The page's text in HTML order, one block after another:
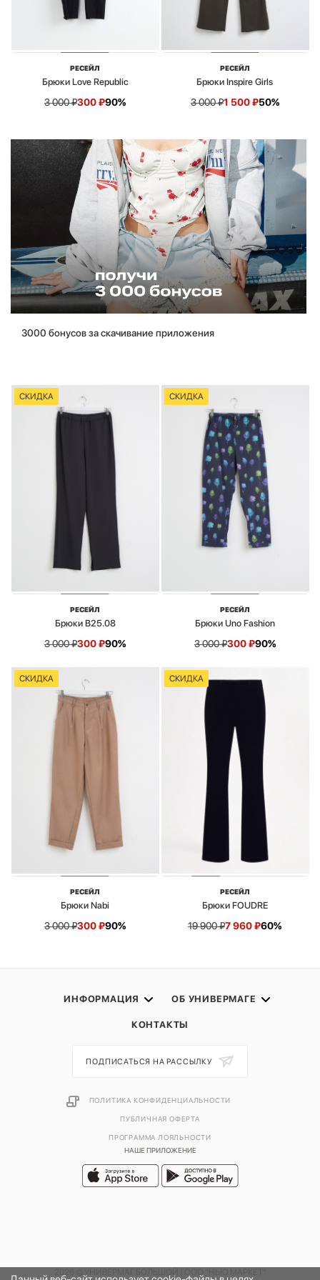
РЕСЕЙЛ
Брюки Love Republic
3 000₽300₽90%
РЕСЕЙЛ
Брюки Inspire Girls
3 000₽1 500₽50%
3000 бонусов за скачивание приложения
СКИДКА
РЕСЕЙЛ
Брюки B25.08
3 000₽300₽90%
СКИДКА
РЕСЕЙЛ
Брюки Uno Fashion
3 000₽300₽90%
СКИДКА
РЕСЕЙЛ
Брюки Nabi
3 000₽300₽90%
СКИДКА
РЕСЕЙЛ
Брюки FOUDRE
19 900₽7 960₽60%
ИНФОРМАЦИЯ ОБ УНИВЕРМАГЕ
КОНТАКТЫ
НАШЕ ПРИЛОЖЕНИЕ
ПОДПИСАТЬСЯ НА РАССЫЛКУ
ПОЛИТИКА КОНФИДЕНЦИАЛЬНОСТИ
ПУБЛИЧНАЯ ОФЕРТА
ПРОГРАММА ЛОЯЛЬНОСТИ